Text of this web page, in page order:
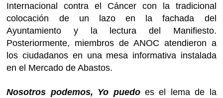
Internacional contra el Cáncer con la tradicional
colocación de un lazo en la fachada del
Ayuntamiento y la lectura del Manifiesto.
Posteriormente, miembros de ANOC atendieron a
los ciudadanos en una mesa informativa instalada
en el Mercado de Abastos.
Nosotros podemos, Yo puedo es el lema de la